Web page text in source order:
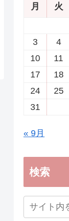
月 火
3
4
10
11
17
18
24
25
31
« 9月
検索